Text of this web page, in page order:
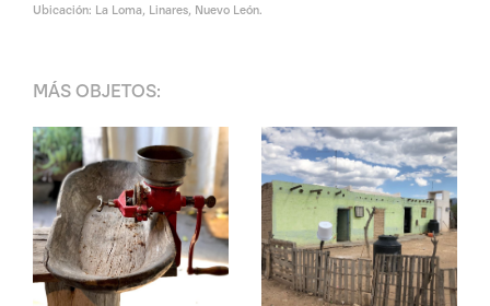
Ubicación: La Loma, Linares, Nuevo León.
MÁSOBJETOS: